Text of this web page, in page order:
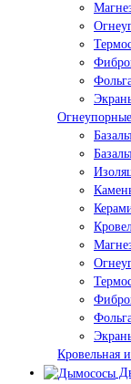
Кровельная